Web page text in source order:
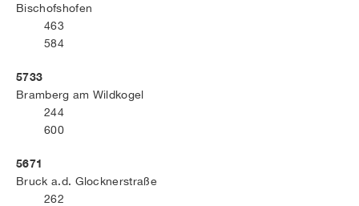
Bischofshofen
463
584
5733
Bramberg am Wildkogel
244
600
5671
Bruck a.d. Glocknerstraße
262